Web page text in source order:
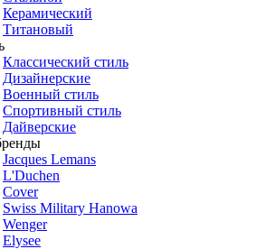
Керамический
Титановый
Классический стиль
Дизайнерские
Военный стиль
Спортивный стиль
Дайверские
Jacques Lemans
L'Duchen
Cover
Swiss Military Hanowa
Wenger
Elysee